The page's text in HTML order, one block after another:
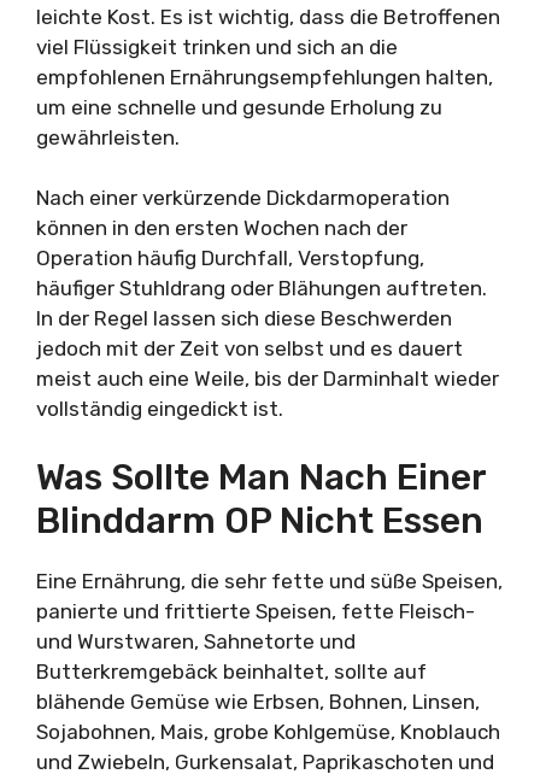
leichte Kost. Es ist wichtig, dass die Betroffenen
viel Flüssigkeit trinken und sich an die
empfohlenen Ernährungsempfehlungen halten,
um eine schnelle und gesunde Erholung zu
gewährleisten.
Nach einer verkürzende Dickdarmoperation
können in den ersten Wochen nach der
Operation häufig Durchfall, Verstopfung,
häufiger Stuhldrang oder Blähungen auftreten.
In der Regel lassen sich diese Beschwerden
jedoch mit der Zeit von selbst und es dauert
meist auch eine Weile, bis der Darminhalt wieder
vollständig eingedickt ist.
Was Sollte Man Nach Einer
Blinddarm OP Nicht Essen
Eine Ernährung, die sehr fette und süße Speisen,
panierte und frittierte Speisen, fette Fleisch-
und Wurstwaren, Sahnetorte und
Butterkremgebäck beinhaltet, sollte auf
blähende Gemüse wie Erbsen, Bohnen, Linsen,
Sojabohnen, Mais, grobe Kohlgemüse, Knoblauch
und Zwiebeln, Gurkensalat, Paprikaschoten und